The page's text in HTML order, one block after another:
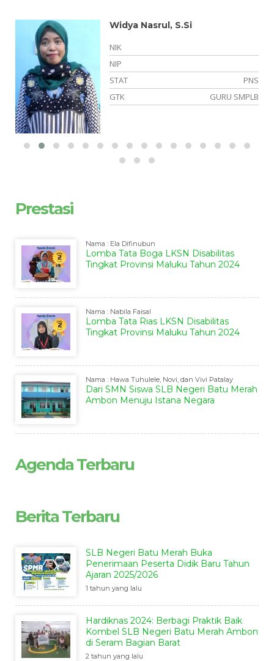
Widya Nasrul, S.Si
NIK
NIP
STAT
PNS
GTK
GURU SMPLB
Prestasi
Nama : Ela Difinubun
Lomba Tata Boga LKSN Disabilitas
Tingkat Provinsi Maluku Tahun 2024
Nama : Nabila Faisal
Lomba Tata Rias LKSN Disabilitas
Tingkat Provinsi Maluku Tahun 2024
Nama : Hawa Tuhulele, Novi, dan Vivi Patalay
Dari SMN Siswa SLB Negeri Batu Merah
Ambon Menuju Istana Negara
Agenda Terbaru
Berita Terbaru
SLB Negeri Batu Merah Buka
Penerimaan Peserta Didik Baru Tahun
Ajaran 2025/2026
1 tahun yang lalu
Hardiknas 2024: Berbagi Praktik Baik
Kombel SLB Negeri Batu Merah Ambon
di Seram Bagian Barat
2 tahun yang lalu